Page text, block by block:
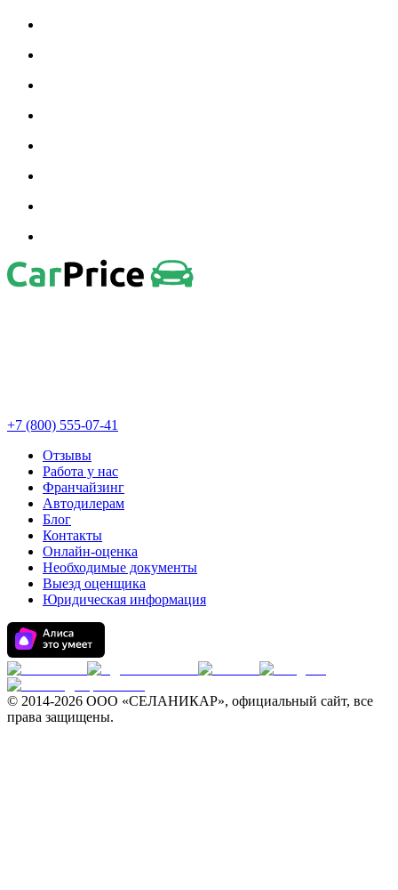
+7 (800) 555-07-41
Отзывы
Работа у нас
Франчайзинг
Автодилерам
Блог
Контакты
Онлайн-оценка
Необходимые документы
Выезд оценщика
Юридическая информация
© 2014-2026 ООО «СЕЛАНИКАР», официальный сайт, все
права защищены.